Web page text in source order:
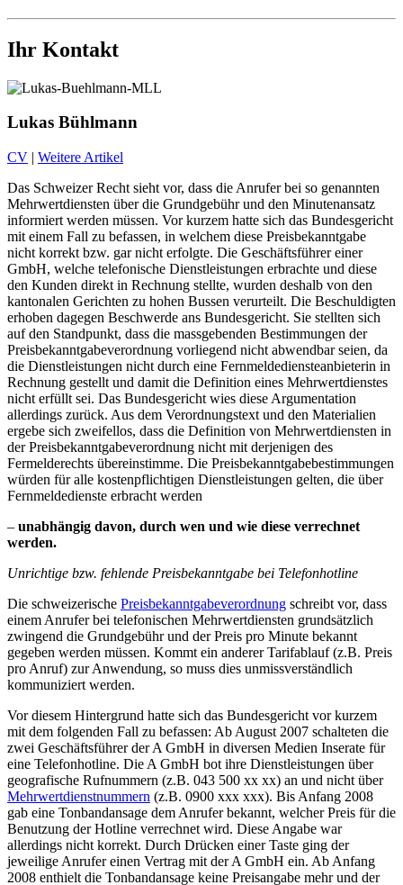
Ihr Kontakt
Lukas Bühlmann
CV | Weitere Artikel
Das Schweizer Recht sieht vor, dass die Anrufer bei so genannten
Mehrwertdiensten über die Grundgebühr und den Minutenansatz
informiert werden müssen. Vor kurzem hatte sich das Bundesgericht
mit einem Fall zu befassen, in welchem diese Preisbekanntgabe
nicht korrekt bzw. gar nicht erfolgte. Die Geschäftsführer einer
GmbH, welche telefonische Dienstleistungen erbrachte und diese
den Kunden direkt in Rechnung stellte, wurden deshalb von den
kantonalen Gerichten zu hohen Bussen verurteilt. Die Beschuldigten
erhoben dagegen Beschwerde ans Bundesgericht. Sie stellten sich
auf den Standpunkt, dass die massgebenden Bestimmungen der
Preisbekanntgabeverordnung vorliegend nicht abwendbar seien, da
die Dienstleistungen nicht durch eine Fernmeldediensteanbieterin in
Rechnung gestellt und damit die Definition eines Mehrwertdienstes
nicht erfüllt sei. Das Bundesgericht wies diese Argumentation
allerdings zurück. Aus dem Verordnungstext und den Materialien
ergebe sich zweifellos, dass die Definition von Mehrwertdiensten in
der Preisbekanntgabeverordnung nicht mit derjenigen des
Fermelderechts übereinstimme. Die Preisbekanntgabebestimmungen
würden für alle kostenpflichtigen Dienstleistungen gelten, die über
Fernmeldedienste erbracht werden
– unabhängig davon, durch wen und wie diese verrechnet
werden.
Unrichtige bzw. fehlende Preisbekanntgabe bei Telefonhotline
Die schweizerische Preisbekanntgabeverordnung schreibt vor, dass
einem Anrufer bei telefonischen Mehrwertdiensten grundsätzlich
zwingend die Grundgebühr und der Preis pro Minute bekannt
gegeben werden müssen. Kommt ein anderer Tarifablauf (z.B. Preis
pro Anruf) zur Anwendung, so muss dies unmissverständlich
kommuniziert werden.
Vor diesem Hintergrund hatte sich das Bundesgericht vor kurzem
mit dem folgenden Fall zu befassen: Ab August 2007 schalteten die
zwei Geschäftsführer der A GmbH in diversen Medien Inserate für
eine Telefonhotline. Die A GmbH bot ihre Dienstleistungen über
geografische Rufnummern (z.B. 043 500 xx xx) an und nicht über
Mehrwertdienstnummern (z.B. 0900 xxx xxx). Bis Anfang 2008
gab eine Tonbandansage dem Anrufer bekannt, welcher Preis für die
Benutzung der Hotline verrechnet wird. Diese Angabe war
allerdings nicht korrekt. Durch Drücken einer Taste ging der
jeweilige Anrufer einen Vertrag mit der A GmbH ein. Ab Anfang
2008 enthielt die Tonbandansage keine Preisangabe mehr und der